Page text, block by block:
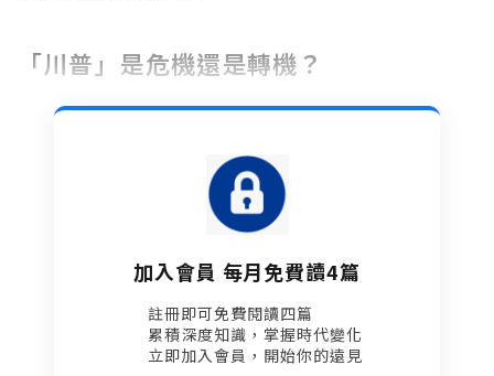
「川普」是危機還是轉機？
加入會員 每月免費讀4篇
註冊即可免費閱讀四篇​
累積深度知識，掌握時代變化​
立即加入會員，開始你的遠見